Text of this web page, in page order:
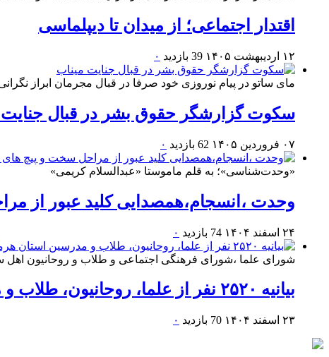
اقتدار اجتماعی؛ از میدان تا دیپلماسی
۱۲ اردیبهشت ۱۴۰۵ 39 بازدید ۰
مای ساتو در پیام نوروزی خود صرفا در قبال مجرمان ابراز
سکوت گزارشگر حقوق بشر در قبال جنایت
۰۷ فروردین ۱۴۰۵ 62 بازدید ۰
«وحدت‌‌شناسی»؛ به قلم ماموستا «عبدالسلام کریمی»
وحدت ،انسجام،همصدایی کلید عبور از
۲۴ اسفند ۱۴۰۴ 74 بازدید ۰
شورای علما ،شورای فرهنگی اجتماعی و طلاب و روحانیون اهل
بیانیه ۲۵۲۰ نفر از علما، روحانیون، طلاب و مدرسین استان هرمزگان در تبعیت و حمایت از سومین رهبر انقلاب اسلامی
۲۳ اسفند ۱۴۰۴ 70 بازدید ۰